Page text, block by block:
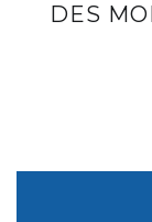
DES